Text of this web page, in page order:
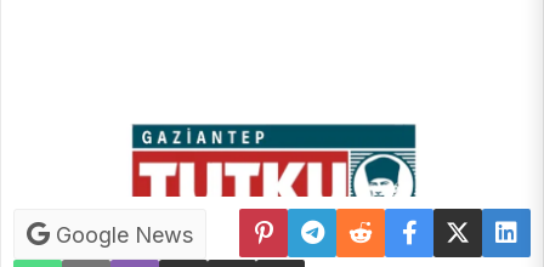
Google News